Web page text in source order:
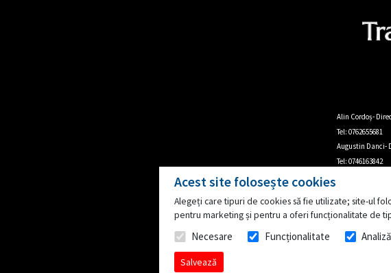
Alin Cordoș-
Tel: 0762655681
Augustin Danci-
Tel: 0746163842
Publicație editată de Media Prompt
Acest site folosește cookies
Alegeți care tipuri de cookies să fie utilizate; site-ul
pentru marketing și pentru a oferi funcționalitate de
Necesare Funcționalitate Analiză
Salvează